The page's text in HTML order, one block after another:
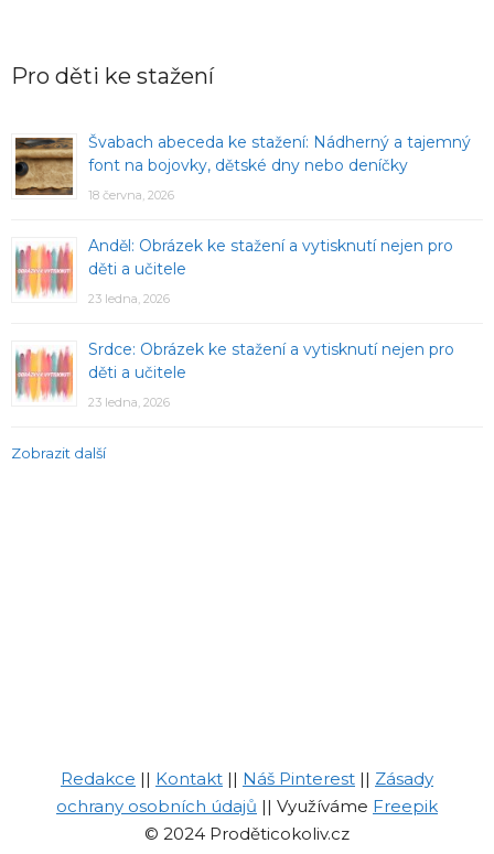
Pro děti ke stažení
Švabach abeceda ke stažení: Nádherný a tajemný
font na bojovky, dětské dny nebo deníčky
18 června, 2026
Anděl: Obrázek ke stažení a vytisknutí nejen pro
děti a učitele
23 ledna, 2026
Srdce: Obrázek ke stažení a vytisknutí nejen pro
děti a učitele
23 ledna, 2026
Zobrazit další
Redakce || Kontakt || Náš Pinterest || Zásady
ochrany osobních údajů || Využíváme Freepik
© 2024 Proděticokoliv.cz